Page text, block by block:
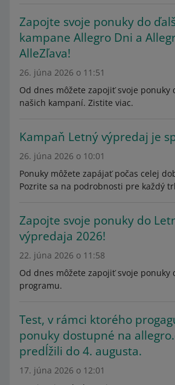
Zapojte svoje ponuky do
kampane Allegro Dni a
AlleZľava!
26. júna 2026 o 11:51
Od dnes môžete zapojiť svoje ponuky
našich kampaní. Zistite viac.
Kampaň Letný výpredaj je
26. júna 2026 o 10:01
Ponuky môžete zapájať počas celej
Pozrite sa na podrobnosti pre každý
Zapojte svoje ponuky do
výpredaja 2026!
22. júna 2026 o 11:58
Od dnes môžete zapojiť svoje ponuky
programu.
Test, v rámci ktorého
ponuky dostupné na
predĺžili do 4. augusta.
17. júna 2026 o 12:01